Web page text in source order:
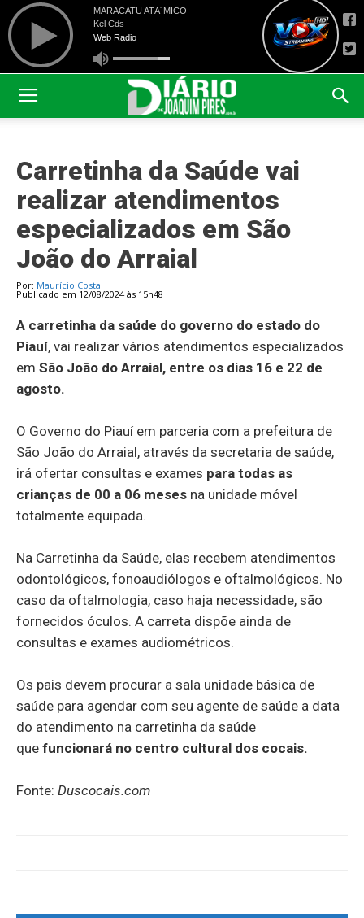
Carretinha da Saúde vai
realizar atendimentos
especializados em São
João do Arraial
Por: Maurício Costa
Publicado em 12/08/2024 às 15h48
A carretinha da saúde do governo do estado do
Piauí, vai realizar vários atendimentos especializados
em São João do Arraial, entre os dias 16 e 22 de
agosto.
O Governo do Piauí em parceria com a prefeitura de
São João do Arraial, através da secretaria de saúde,
irá ofertar consultas e exames para todas as
crianças de 00 a 06 meses na unidade móvel
totalmente equipada.
Na Carretinha da Saúde, elas recebem atendimentos
odontológicos, fonoaudiólogos e oftalmológicos. No
caso da oftalmologia, caso haja necessidade, são
fornecidos óculos. A carreta dispõe ainda de
consultas e exames audiométricos.
Os pais devem procurar a sala unidade básica de
saúde para agendar com seu agente de saúde a data
do atendimento na carretinha da saúde
que funcionará no centro cultural dos cocais.
Fonte: Duscocais.com